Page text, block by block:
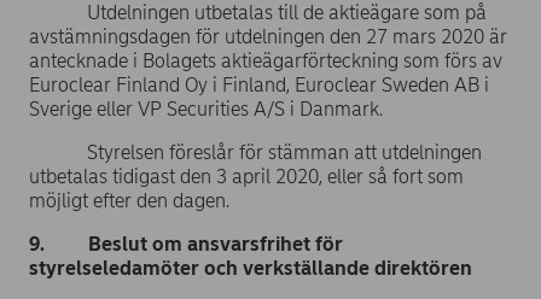
Utdelningen utbetalas till de aktieägare som på
avstämningsdagen för utdelningen den 27 mars 2020 är
antecknade i Bolagets aktieägarförteckning som förs av
Euroclear Finland Oy i Finland, Euroclear Sweden AB i
Sverige eller VP Securities A/S i Danmark.
Styrelsen föreslår för stämman att utdelningen
utbetalas tidigast den 3 april 2020, eller så fort som
möjligt efter den dagen.
9. Beslut om ansvarsfrihet för
styrelseledamöter och verkställande direktören